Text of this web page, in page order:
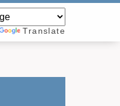
Translate